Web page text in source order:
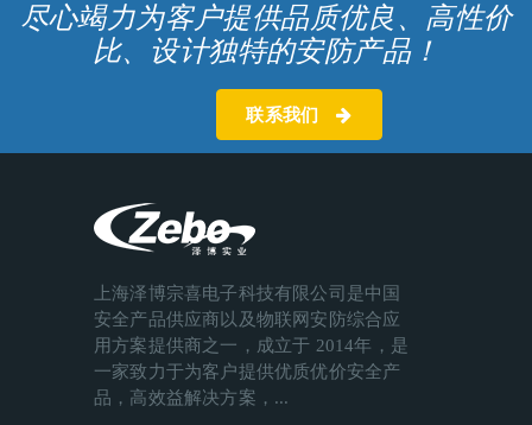
尽心竭力为客户提供品质优良、高性价
比、设计独特的安防产品！
联系我们
上海泽博宗喜电子科技有限公司是中国
安全产品供应商以及物联网安防综合应
用方案提供商之一，成立于 2014年，是
一家致力于为客户提供优质优价安全产
品，高效益解决方案，...